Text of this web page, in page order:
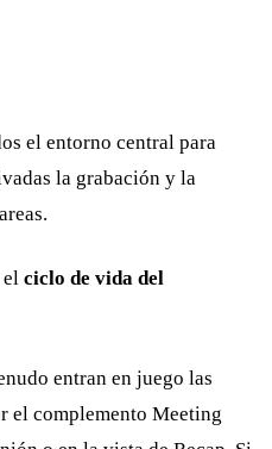
el entorno central para
la grabación y la
el ciclo de vida del
entran en juego las
el complemento Meeting